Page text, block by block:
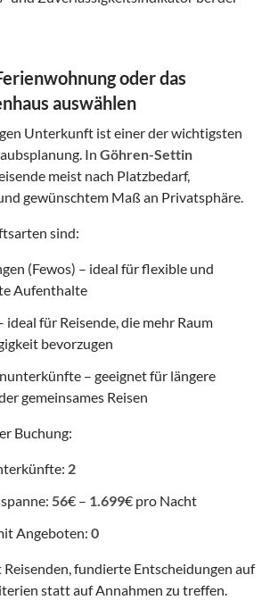
oder das
auswählen
Unterkunft ist einer der wichtigsten
In Göhren-Settin
meist nach Platzbedarf,
gewünschtem Maß an Privatsphäre.
sind:
(Fewos) – ideal für flexible und
Aufenthalte
ideal für Reisende, die mehr Raum
bevorzugen
– geeignet für längere
gemeinsames Reisen
Buchung:
2
56€ – 1.699€ pro Nacht
Angeboten: 0
fundierte Entscheidungen auf
statt auf Annahmen zu treffen.